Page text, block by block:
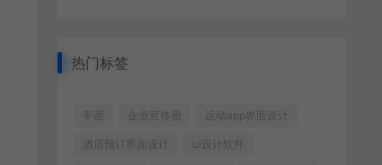
热门标签
平面 企业宣传册 运动app界面设计
酒店预订界面设计 ui设计软件